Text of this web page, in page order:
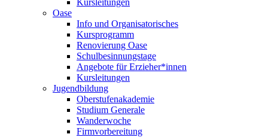
Kursleitungen
Oase
Info und Organisatorisches
Kursprogramm
Renovierung Oase
Schulbesinnungstage
Angebote für Erzieher*innen
Kursleitungen
Jugendbildung
Oberstufenakademie
Studium Generale
Wanderwoche
Firmvorbereitung